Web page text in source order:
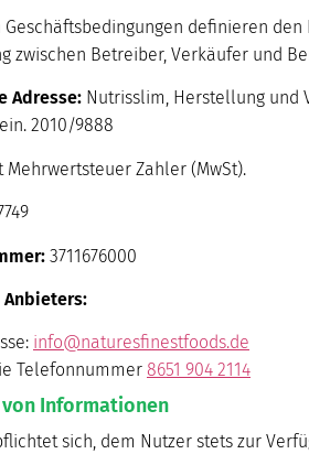
definieren
zwischen Betreiber, Verkäufer und
Adresse: Nutrisslim, Herstellung und
2010/9888
Mehrwertsteuer Zahler (MwSt).
3711676000
info@naturesfinestfoods.de
Telefonnummer 8651 904 2114
Informationen
sich, dem Nutzer stets zur